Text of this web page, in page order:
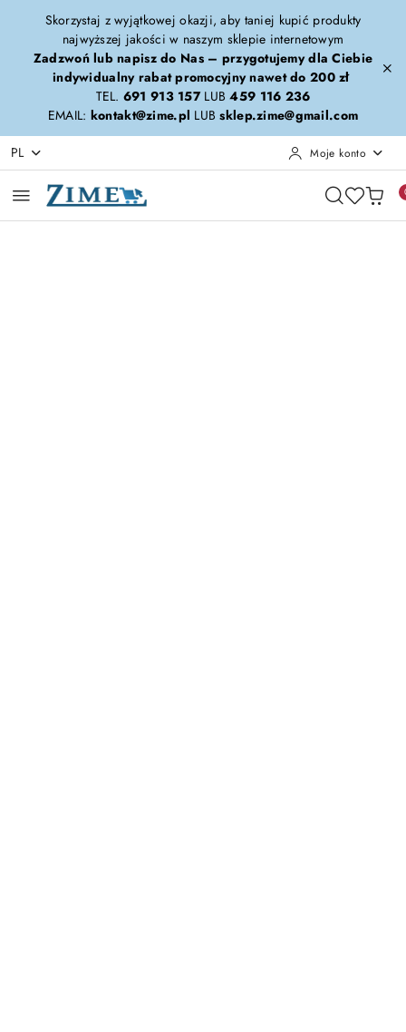
Przejdź do treści głównej
Przejdź do wyszukiwarki
Przejdź do moje konto
Przejdź do menu głównego
Przejdź do opisu produktu
Przejdź do stopki
Skorzystaj z wyjątkowej okazji, aby taniej kupić produkty
najwyższej jakości w naszym sklepie internetowym
Zadzwoń lub napisz do Nas – przygotujemy dla Ciebie
indywidualny rabat promocyjny nawet do 200 zł
TEL. 691 913 157LUB459 116 236
EMAIL: kontakt@zime.pl LUBsklep.zime@gmail.com
PL Moje konto